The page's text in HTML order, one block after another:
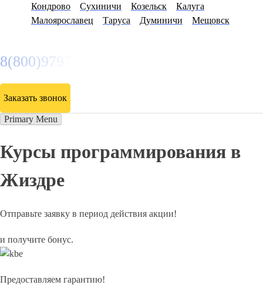
Кондрово
Сухиничи Козельск
Калуга
Малоярославец
Таруса Думиничи Мещовск
8(800)9797043
Заказать звонок
Primary Menu
Курсы программирования в
Жиздре
Отправьте заявку в период действия акции!
и получите бонус.
Предоставляем гарантию!